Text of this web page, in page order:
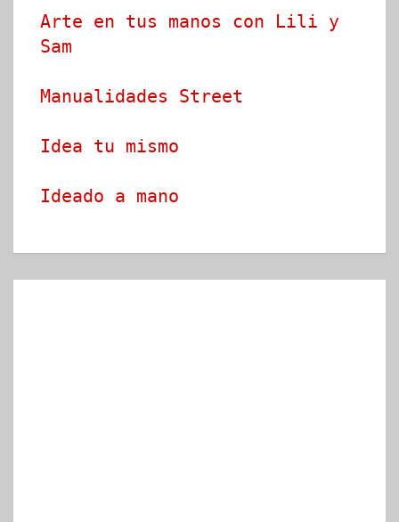
Arte en tus manos con Lili y
Sam
Manualidades Street
Idea tu mismo
Ideado a mano